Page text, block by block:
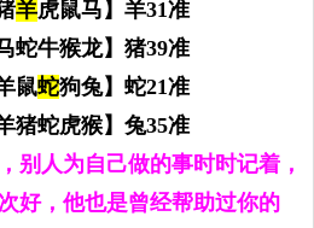
羊虎鼠马】羊31准
蛇牛猴龙】猪39准
鼠蛇狗兔】蛇21准
猪蛇虎猴】兔35准
别人为自己做的事时时记着，
好，他也是曾经帮助过你的